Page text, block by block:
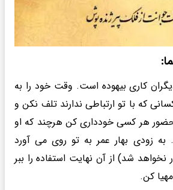
کاری بیهوده است. وقت خود را به
که با تو ارتباطی ندارند تلف نکن و
هر کسی خودداری کن هرچند که او
به زودی بهار عمر به تو روی می آورد
نخواهد شد) از آن نهایت استفاده را ببر
کن.